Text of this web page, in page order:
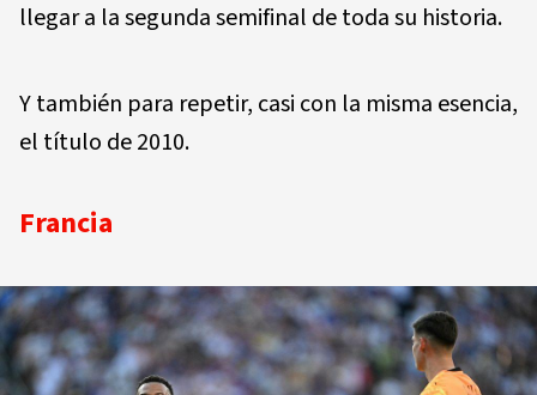
llegar a la segunda semifinal de toda su historia.
Y también para repetir, casi con la misma esencia,
el título de 2010.
Francia